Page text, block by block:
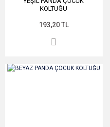
KOLTUĞU
193,20 TL